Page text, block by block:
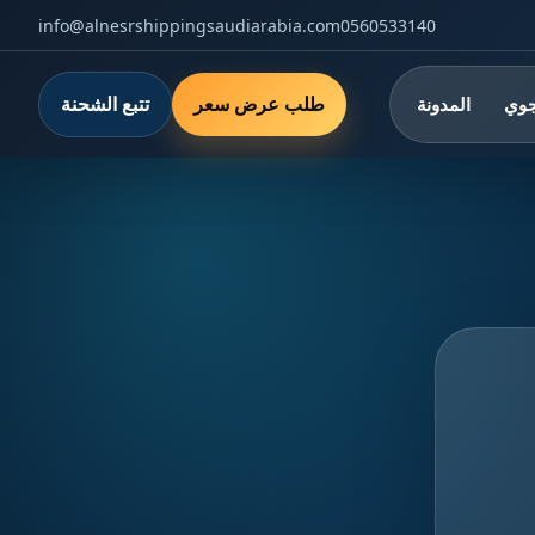
0560533140
info@alnesrshippingsaudiarabia.com
المدونة طلب عرض سعر تتبع الشحنة